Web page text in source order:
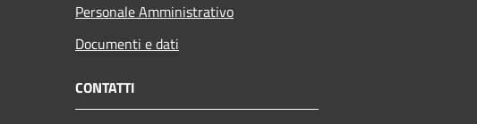
Personale Amministrativo
Documenti e dati
CONTATTI